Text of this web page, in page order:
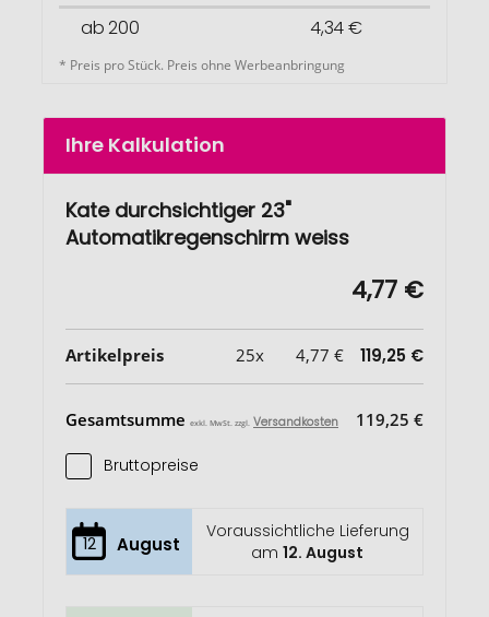
ab 200
4,34 €
* Preis pro Stück. Preis ohne Werbeanbringung
Ihre Kalkulation
Kate durchsichtiger 23"
Automatikregenschirm weiss
4,77 €
Artikelpreis 25x 4,77 € 119,25 €
Gesamtsumme exkl. MwSt. zzgl. Versandkosten 119,25 €
Bruttopreise
12 August
Voraussichtliche Lieferung
am12. August